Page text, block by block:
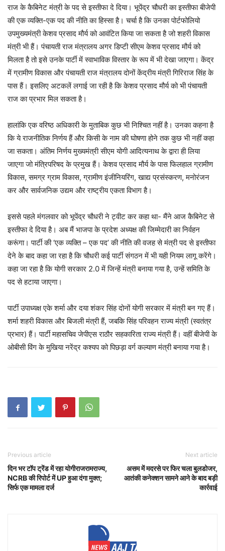
राज के कैबिनेट मंत्री के पद से इस्तीफा दे दिया। भूपेंद्र चौधरी का इस्तीफा बीजेपी
की एक व्यक्ति-एक पद की नीति का हिस्सा है। चर्चा है कि उनका पोर्टफोलियो
उपमुख्यमंत्री केशव प्रसाद मौर्य को आवंटित किया जा सकता है जो शहरी विकास
मंत्री भी हैं। पंचायती राज मंत्रालय अगर डिप्टी सीएम केशव प्रसाद मौर्य को
मिलता है तो इसे उनके पार्टी में स्वाभाविक विस्तार के रूप में भी देखा जाएगा। केंद्र
में ग्रामीण विकास और पंचायती राज मंत्रालय दोनों केंद्रीय मंत्री गिरिराज सिंह के
पास हैं। इसलिए अटकलें लगाई जा रही है कि केशव प्रसाद मौर्य को भी पंचायती
राज का प्रभार मिल सकता है।
हालांकि एक वरिष्ठ अधिकारी के मुताबिक कुछ भी निश्चित नहीं है। उनका कहना है
कि ये राजनीतिक निर्णय हैं और किसी के नाम की घोषणा होने तक कुछ भी नहीं कहा
जा सकता। अंतिम निर्णय मुख्यमंत्री सीएम योगी आदित्यनाथ के द्वारा ही लिया
जाएगा जो मंत्रिपरिषद के प्रमुख हैं। केशव प्रसाद मौर्य के पास फिलहाल ग्रामीण
विकास, समग्र ग्राम विकास, ग्रामीण इंजीनियरिंग, खाद्य प्रसंस्करण, मनोरंजन
कर और सार्वजनिक उद्यम और राष्ट्रीय एकता विभाग है।
इससे पहले मंगलवार को भूपेंद्र चौधरी ने ट्वीट कर कहा था- मैंने आज कैबिनेट से
इस्तीफा दे दिया है। अब मैं भाजपा के प्रदेश अध्यक्ष की जिम्मेदारी का निर्वहन
करूंगा। पार्टी की ‘एक व्यक्ति – एक पद’ की नीति की वजह से मंत्री पद से इस्तीफा
देने के बाद कहा जा रहा है कि चौधरी कई पार्टी संगठन में भी यही नियम लागू करेंगे।
कहा जा रहा है कि योगी सरकार 2.0 में जिन्हें मंत्री बनाया गया है, उन्हें समिति के
पद से हटाया जाएगा।
पार्टी उपाध्यक्ष एके शर्मा और दया शंकर सिंह दोनों योगी सरकार में मंत्री बन गए हैं।
शर्मा शहरी विकास और बिजली मंत्री हैं, जबकि सिंह परिवहन राज्य मंत्री (स्वतंत्र
प्रभार) हैं। पार्टी महासचिव जेपीएस राठौर सहकारिता राज्य मंत्री हैं। वहीं बीजेपी के
ओबीसी विंग के मुखिया नरेंद्र कश्यप को पिछड़ा वर्ग कल्याण मंत्री बनाया गया है।
Previous article
दिन भर टॉप ट्रेंड में रहा योगीराजरामराज्‍य,
NCRB की रिपोर्ट में UP हुआ दंगा मुक्‍त;
सिर्फ एक मामला दर्ज
Next article
असम में मदरसे पर फिर चला बुलडोजर,
आतंकी कनेक्शन सामने आने के बाद बड़ी
कार्रवाई